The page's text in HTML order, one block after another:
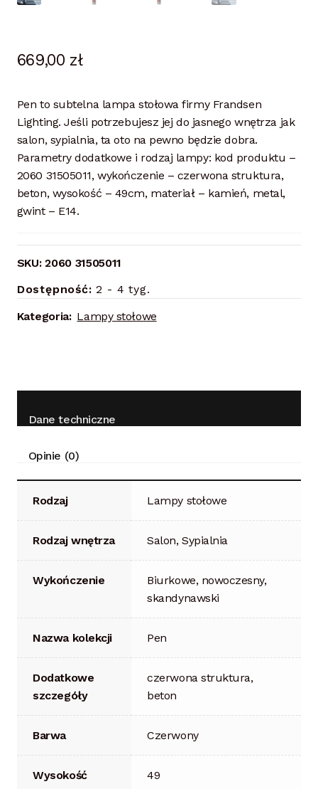
669,00 zł
Pen to subtelna lampa stołowa firmy Frandsen
Lighting. Jeśli potrzebujesz jej do jasnego wnętrza jak
salon, sypialnia, ta oto na pewno będzie dobra.
Parametry dodatkowe i rodzaj lampy: kod produktu –
2060 31505011, wykończenie – czerwona struktura,
beton, wysokość – 49cm, materiał – kamień, metal,
gwint – E14.
SKU:2060 31505011
Dostępność: 2 - 4 tyg.
Kategoria: Lampy stołowe
Dane techniczne
Opinie (0)
Rodzaj Lampy stołowe
Rodzaj wnętrza Salon, Sypialnia
Wykończenie
Biurkowe, nowoczesny,
skandynawski
Nazwa kolekcji Pen
Dodatkowe
szczegóły
czerwona struktura,
beton
Barwa Czerwony
Wysokość 49